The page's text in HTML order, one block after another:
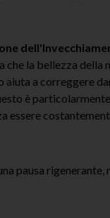
che la bellezza
aiuta a correggere
è
essere
pausa